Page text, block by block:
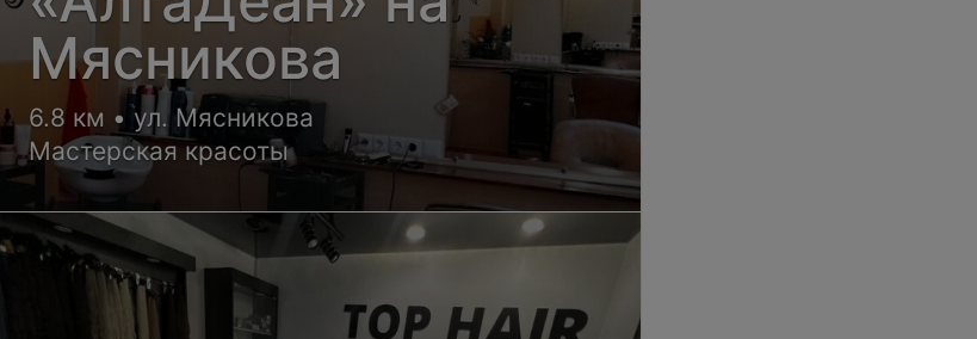
Мясникова
6.8 км • ул. Мясникова
Мастерская красоты